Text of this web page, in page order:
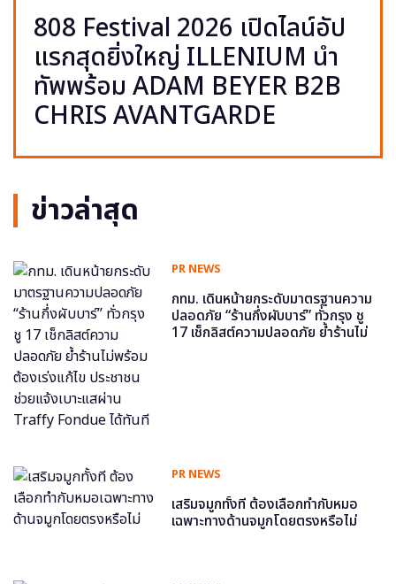
808 Festival 2026 เปิดไลน์อัป
แรกสุดยิ่งใหญ่ ILLENIUM นำ
ทัพพร้อม ADAM BEYER B2B
CHRIS AVANTGARDE
ข่าวล่าสุด
PR NEWS
กทม. เดินหน้ายกระดับมาตรฐานความ
ปลอดภัย “ร้านกึ่งผับบาร์” ทั่วกรุง ชู
17 เช็กลิสต์ความปลอดภัย ย้ำร้านไม่
PR NEWS
เสริมจมูกทั้งที ต้องเลือกทำกับหมอ
เฉพาะทางด้านจมูกโดยตรงหรือไม่